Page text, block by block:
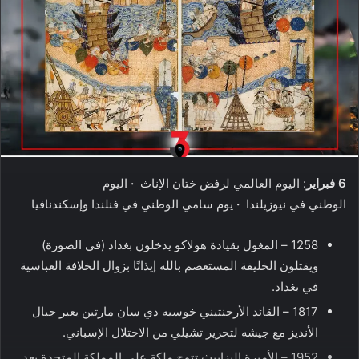
6 فبراير : اليوم العالمي لرفض ختان الإناث · اليوم
الوطني في نيوزيلندا · يوم سامي الوطني في فنلندا وإسكندنافيا
1258 – المغول بقيادة هولاكو يدخلون بغداد (في الصورة)
ويقتلون الخليفة المستعصم بالله إيذانًا بزوال الخلافة العباسية
في بغداد.
1817 – القائد الأرجنتيني خوسيه دي سان مارتين يعبر جبال
الأنديز مع جيشه لتحرير تشيلي من الاحتلال الإسباني.